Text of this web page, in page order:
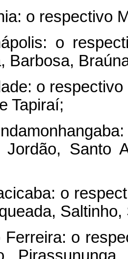
o respectivo
o
Barbosa,
o
Tapiraí;
Jordão, Santo
o
Ferreira: o